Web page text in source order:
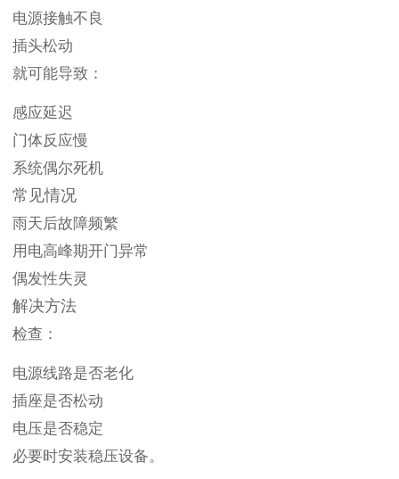
电源接触不良
插头松动
就可能导致：
感应延迟
门体反应慢
系统偶尔死机
常见情况
雨天后故障频繁
用电高峰期开门异常
偶发性失灵
解决方法
检查：
电源线路是否老化
插座是否松动
电压是否稳定
必要时安装稳压设备。